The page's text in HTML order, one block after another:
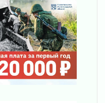
сможет
от региона
области